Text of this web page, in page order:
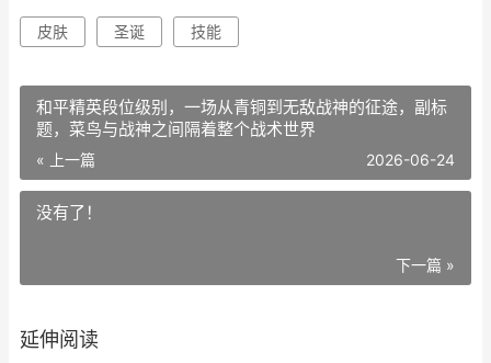
皮肤 圣诞 技能
和平精英段位级别，一场从青铜到无敌战神的征途，副标
题，菜鸟与战神之间隔着整个战术世界
« 上一篇 2026-06-24
没有了！
下一篇 »
延伸阅读